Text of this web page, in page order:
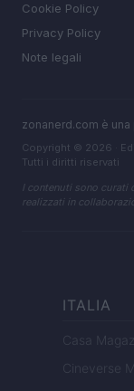
Cookie Policy
Privacy Policy
Note legali
zonanerd.com è
Copyright © 2026 ·
Tutti i diritti riservati
I contenuti sono curati
realizzati in
ITALIA
Casa
Cineverse